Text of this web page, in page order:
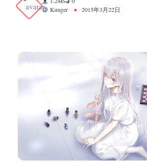
Kunger
2015年3月22日